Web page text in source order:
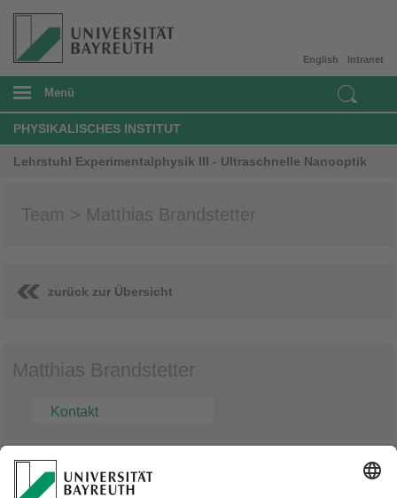
Intranet
English
Menü
PHYSIKALISCHES INSTITUT
Lehrstuhl Experimentalphysik III - Ultraschnelle Nanooptik
Team > Matthias Brandstetter
zurück zur Übersicht
Matthias Brandstetter
Kontakt